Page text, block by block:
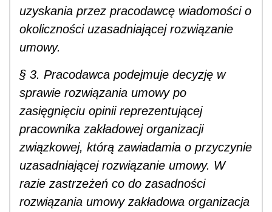
uzyskania przez pracodawcę wiadomości o
okoliczności uzasadniającej rozwiązanie
umowy.
§ 3. Pracodawca podejmuje decyzję w
sprawie rozwiązania umowy po
zasięgnięciu opinii reprezentującej
pracownika zakładowej organizacji
związkowej, którą zawiadamia o przyczynie
uzasadniającej rozwiązanie umowy. W
razie zastrzeżeń co do zasadności
rozwiązania umowy zakładowa organizacja